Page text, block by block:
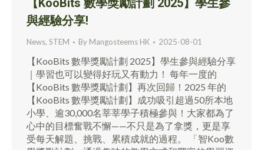
【KooBits 數學獎勵計劃 2025】學生參
與經驗分享!
News, STEM By Mangosteems HK 2025-08-01
【KooBits 數學獎勵計劃 2025】學生參與經驗分享
｜學習也可以變得好玩又有動力！ 每年一度的
【KooBits 數學獎勵計劃】再次回歸！2025 年的
【KooBits 數學獎勵計劃】成功吸引超過50所本地
小學、逾30,000名莘莘學子積極參與！大家都為了
心中的目標奮戰不懈——不只是為了拿獎，更是享
受每天解題、挑戰、累積成就的過程。 「智Koo數